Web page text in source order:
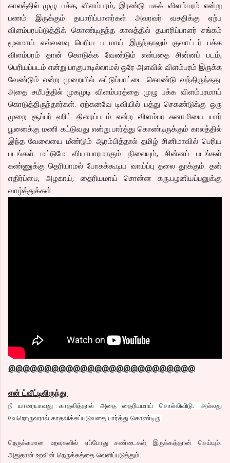
காலத்தில் முழு பக்க, விளம்பரம், இரண்டு பகக் விளம்பரம் என்று
பணம் இருக்கும் தயாரிப்பாளர்கள் அவரவர் வசதிக்கு ஏற்ப
விளம்பரபப்டுத்திக் கொண்டிருந்த காலத்தில் தயாரிப்பாளர் சங்கம்
மூலமாய் எவ்வளவு பெரிய படமாய் இருந்தாலும் குவாட்டர் பக்க
விளம்பரம் தான் கொடுக்க வேண்டும் என்பதை சின்னப் படம்,
பெரியப்படம் என்று பாகுபாடில்லாமல் ஒரே அளவில் விளம்பரம் இருக்க
வேண்டும் என்ற முறையில் கட்டுப்பாட்டை கொண்டு வந்திருந்தது.
அதை சமீபத்தில் முகமுடி விளம்பரத்தை முழு பக்க விளம்பரமாய்
கொடுத்திருந்தார்கள். ஏற்கனவே டிவியில் பத்து செகண்டுக்கு ஒரு
முறை சூப்பர் ஹிட் திரைப்படம் என்ற விளம்பர சுனாமியை யார்
பூனைக்கு மணி கட்டுவது என்று பார்த்து கொண்டிருக்கும் காலத்தில்
இந்த வேலையை மீண்டும் ஆரம்பித்தால் தமிழ் சினிமாவில் பெரிய
படங்கள் மட்டுமே வியாபாரமாகும் நிலையும், சின்னப் படங்கள்
கண்ணுக்கு தெரியாமல் போகக்கூடிய வாய்ப்பு தலை தூக்கும். தன்
எதிர்ப்பை, அழகாய், தைரியமாய் சொன்ன கரு.பழனியப்பனுக்கு
வாழ்த்துக்கள்.
@@@@@@@@@@@@@@@@@@@@@@@@@@
என் ட்வீட்டிலிருந்து
நீ யாரையாவது காதலித்தால் அதை தைரியமாய் சொல்லிவிடு. அல்லது
வேறொருவரால் காதலிக்கப்படுவதை பார்த்து கொண்டிரு.
நெருக்கமான உறவுகளில் எப்போது சண்டைகள் இருக்கத்தான் செய்யும்.
அதுதான் உறவின் நெருக்கத்தை வெளிப்படுத்தும்.